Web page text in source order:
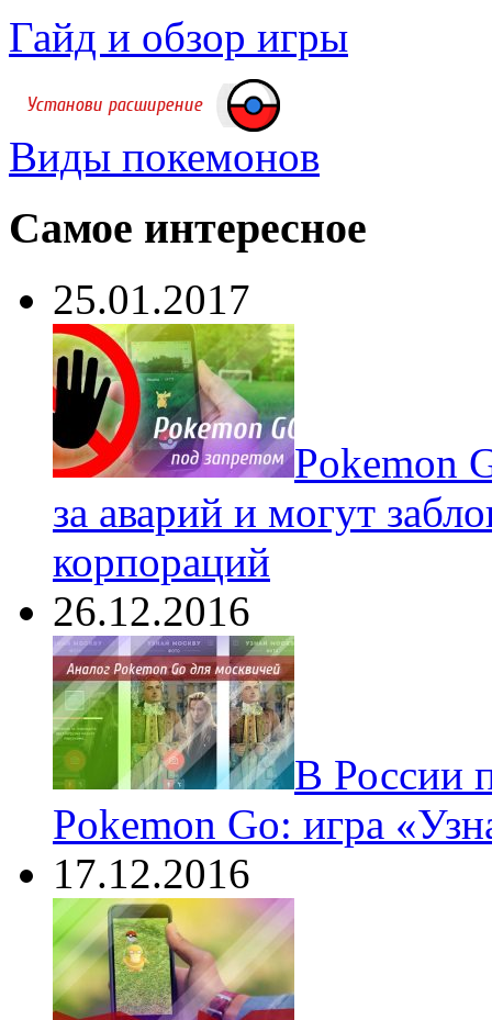
Гайд и обзор игры
Виды покемонов
Самое интересное
25.01.2017
Pokеmon
за аварий и могут
корпораций
26.12.2016
В России
Pokemon Go: игра
17.12.2016